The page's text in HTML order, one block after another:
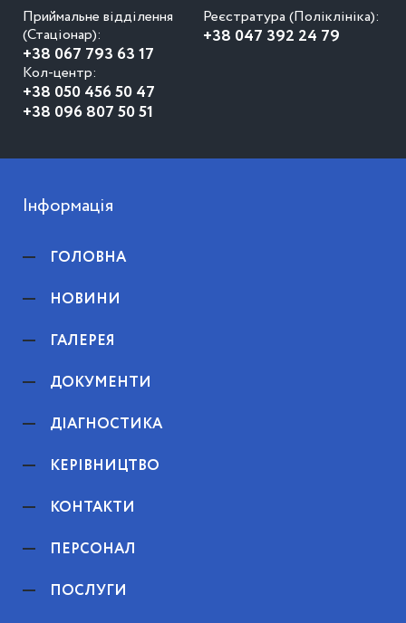
Приймальне відділення
(Стаціонар):
+38 067 793 63 17
Реєстратура (Поліклініка):
+38 047 392 24 79
Кол-центр:
+38 050 456 50 47
+38 096 807 50 51
Інформація
ГОЛОВНА
НОВИНИ
ГАЛЕРЕЯ
ДОКУМЕНТИ
ДІАГНОСТИКА
КЕРІВНИЦТВО
КОНТАКТИ
ПЕРСОНАЛ
ПОСЛУГИ